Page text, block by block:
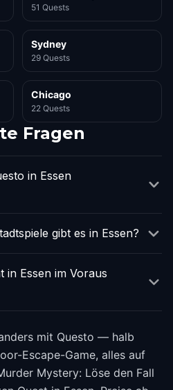
51 Quests
Sydney
29 Quests
Chicago
22 Quests
Fragen
in Essen
gibt es in Essen?
in Essen im Voraus
mit Questo — halb
Escape-Game, alles auf
Mystery: Löse den Fall